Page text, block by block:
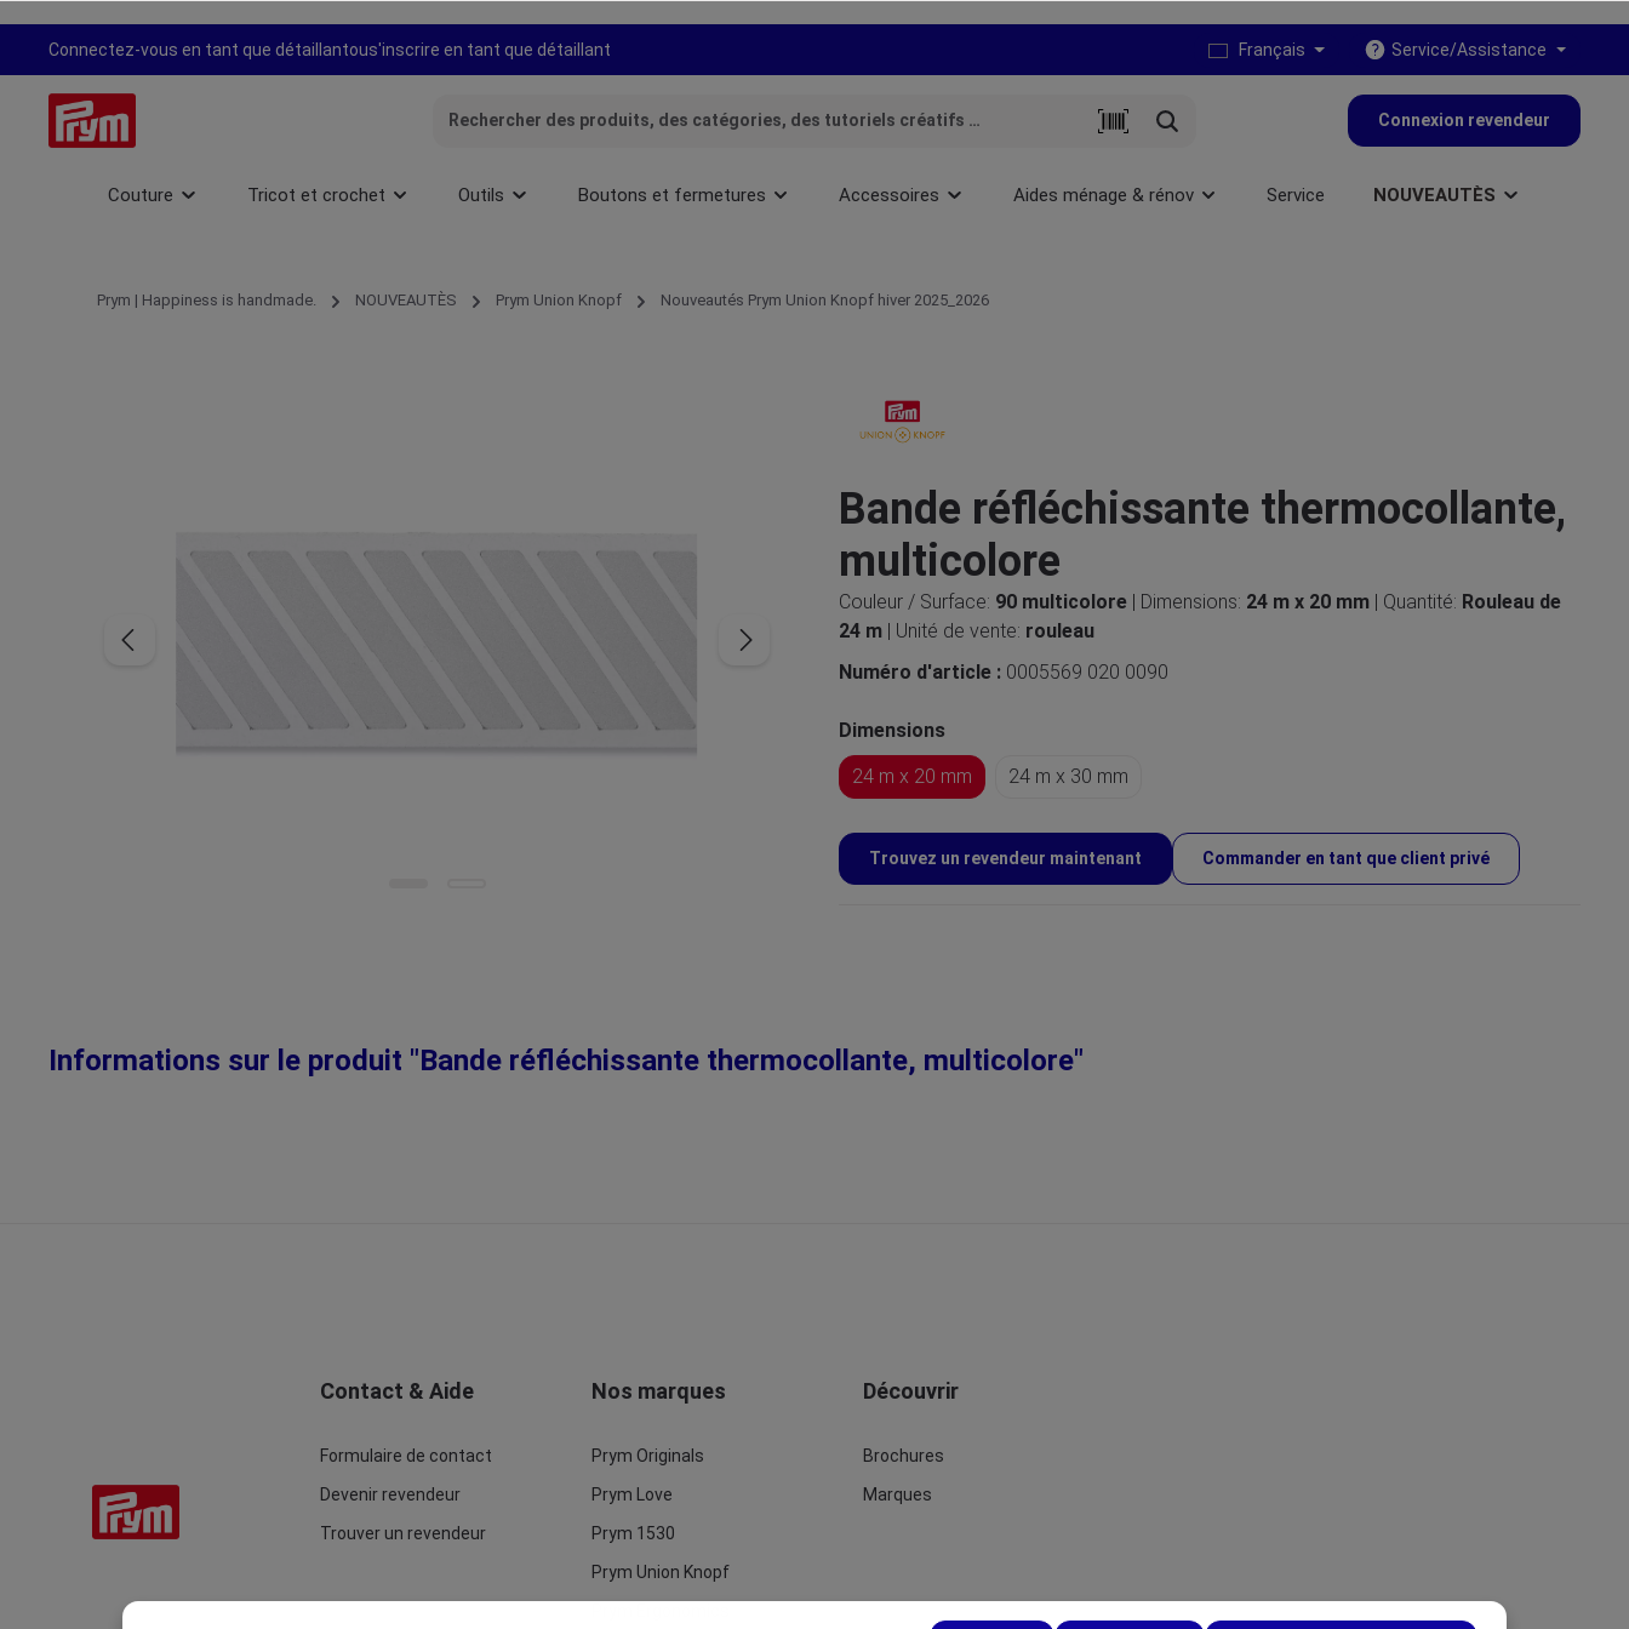
Passer à la navigation principale
Connectez-vous en tant que détaillantous'inscrire en tant que détaillant Français Service/Assistance
Connexion revendeur
Couture Tricot et crochet Outils Boutons et fermetures Accessoires Aides ménage & rénov Service NOUVEAUTÈS
Prym | Happiness is handmade. NOUVEAUTÈS Prym Union Knopf Nouveautés Prym Union Knopf hiver 2025_2026
Bande réfléchissante thermocollante,
multicolore
Couleur / Surface: 90 multicolore | Dimensions: 24 m x 20 mm | Quantité: Rouleau de
24 m | Unité de vente: rouleau
Numéro d'article : 0005569 020 0090
Dimensions
24 m x 20 mm
24 m x 30 mm
Trouvez un revendeur maintenant Commander en tant que client privé
Informations sur le produit "Bande réfléchissante thermocollante, multicolore"
Contact & Aide
Formulaire de contact
Devenir revendeur
Trouver un revendeur
Nos marques
Prym Originals
Prym Love
Prym 1530
Prym Union Knopf
Découvrir
Brochures
Marques